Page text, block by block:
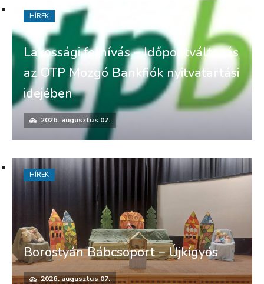
Lakossági felhívás – Időpontváltozás
az OTP Mozgó Bankfiók nyitvatartási
idejében
2026. augusztus 07.
HÍREK
Borostyán Bábcsoport – Újkígyós
2026. augusztus 07.
HÍREK